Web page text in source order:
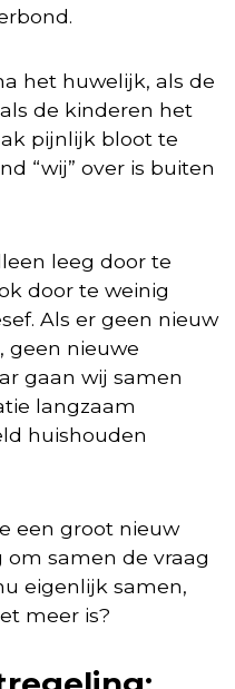
het huwelijk, als de
de kinderen het
pijnlijk bloot te
“wij” over is buiten
leeg door te
door te weinig
Als er geen nieuw
geen nieuwe
gaan wij samen
langzaam
huishouden
een groot nieuw
om samen de vraag
eigenlijk samen,
meer is?